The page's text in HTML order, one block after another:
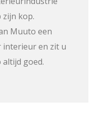
kop.
Muuto een
interieur en zit u
goed.